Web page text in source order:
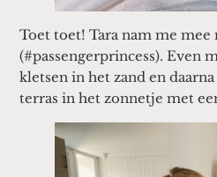
Toet toet! Tara nam me mee
(#passengerprincess). Even
kletsen in het zand en
terras in het zonnetje met